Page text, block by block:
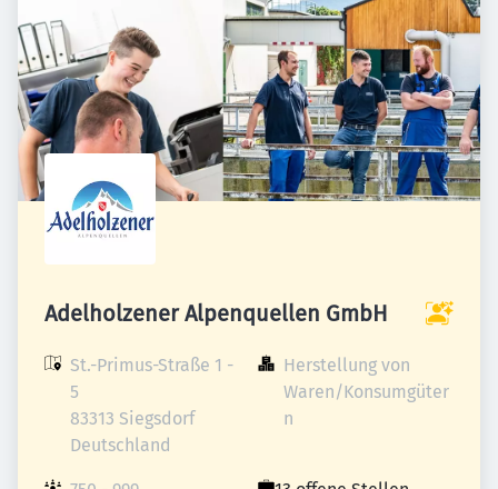
Adelholzener Alpenquellen GmbH
St.-Primus-Straße 1 -
5
83313 Siegsdorf
Deutschland
Herstellung von
Waren/Konsumgüter
n